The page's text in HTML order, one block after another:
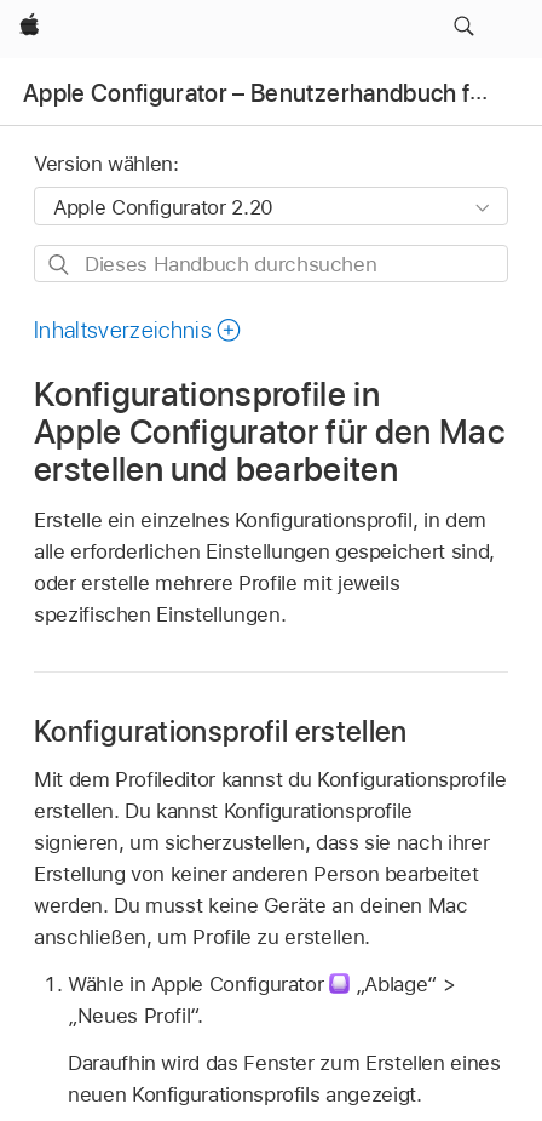
Apple
Apple Configurator – Benutzerhandbuch für den Mac
Version wählen:
Dieses
durchsuchen
Inhaltsverzeichnis
Konfigurationsprofile in
Apple Configurator für den Mac
erstellen und bearbeiten
Erstelle ein einzelnes Konfigurationsprofil, in dem
alle erforderlichen Einstellungen gespeichert sind,
oder erstelle mehrere Profile mit jeweils
spezifischen Einstellungen.
Konfigurationsprofil erstellen
Mit dem Profileditor kannst du Konfigurationsprofile
erstellen. Du kannst Konfigurationsprofile
signieren, um sicherzustellen, dass sie nach ihrer
Erstellung von keiner anderen Person bearbeitet
werden. Du musst keine Geräte an deinen Mac
anschließen, um Profile zu erstellen.
Wähle in Apple Configurator
„Ablage“ >
„Neues Profil“.
Daraufhin wird das Fenster zum Erstellen eines
neuen Konfigurationsprofils angezeigt.